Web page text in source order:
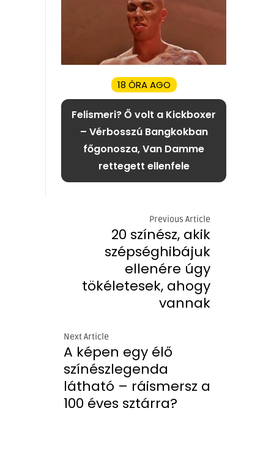
18 ÓRA AGO
Felismeri? Ő volt a Kickboxer
– Vérbosszú Bangkokban
főgonosza, Van Damme
rettegett ellenfele
Previous Article
20 színész, akik
szépséghibájuk
ellenére úgy
tökéletesek, ahogy
vannak
Next Article
A képen egy élő
színészlegenda
látható – ráismersz a
100 éves sztárra?